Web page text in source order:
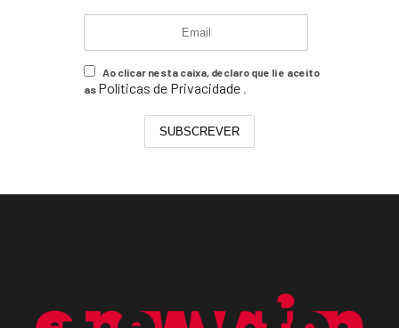
Ao clicar nesta caixa, declaro que li e aceito
as Políticas de Privacidade
SUBSCREVER